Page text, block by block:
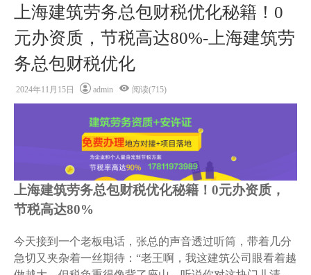
上海建筑劳务总包财税优化秘籍！0
元办资质，节税高达80%-上海建筑劳
务总包财税优化
2024年11月15日 admin 阅读(715)
上海建筑劳务总包财税优化秘籍！0元办资质，
节税高达80%
今天接到一个老板电话，张总的声音透过听筒，带着几分
急切又夹杂着一丝期待：“老王啊，我这建筑公司眼看着越